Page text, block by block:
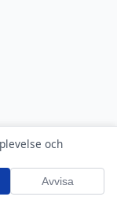
och
Avvisa